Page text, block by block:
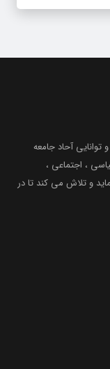
توانایی آحاد جامعه
، اجتماعی ،
و تلاش می کند تا در